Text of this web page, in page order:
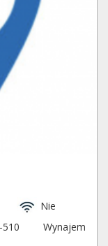
Nie
510
Wynajem